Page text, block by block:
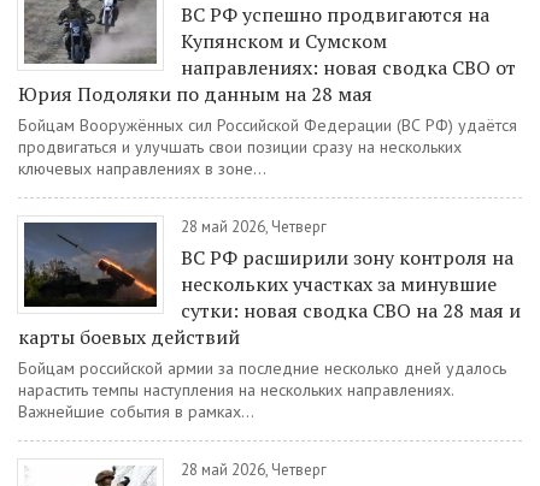
ВС РФ успешно продвигаются на
Купянском и Сумском
направлениях: новая сводка СВО от
Юрия Подоляки по данным на 28 мая
Бойцам Вооружённых сил Российской Федерации (ВС РФ) удаётся
продвигаться и улучшать свои позиции сразу на нескольких
ключевых направлениях в зоне...
28 май 2026, Четверг
ВС РФ расширили зону контроля на
нескольких участках за минувшие
сутки: новая сводка СВО на 28 мая и
карты боевых действий
Бойцам российской армии за последние несколько дней удалось
нарастить темпы наступления на нескольких направлениях.
Важнейшие события в рамках...
28 май 2026, Четверг